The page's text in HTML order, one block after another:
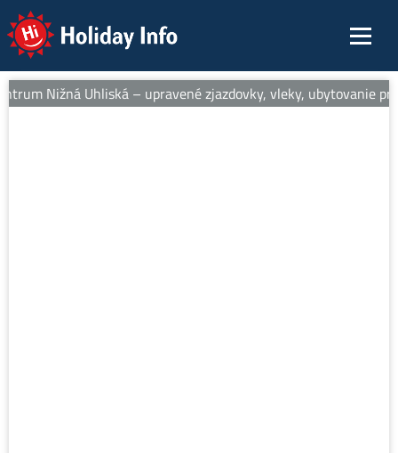
Holiday Info
Nižná Uhliská – upravené zjazdovky, vleky, ubytovanie